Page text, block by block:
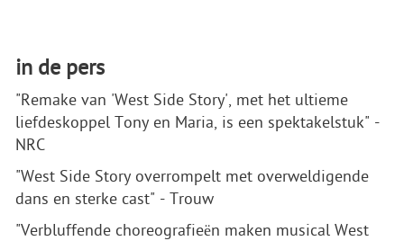
in de pers
"Remake van 'West Side Story', met het ultieme
liefdeskoppel Tony en Maria, is een spektakelstuk" -
NRC
"West Side Story overrompelt met overweldigende
dans en sterke cast" - Trouw
"Verbluffende choreografieën maken musical West